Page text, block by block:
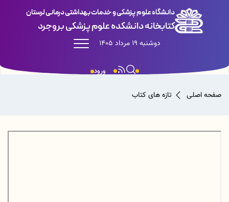
دانشگاه علوم پزشکی و خدمات بهداشتی درمانی لرستان
کتابخانه دانشکده علوم پزشکی بروجرد
دوشنبه 19 مرداد 1405
ورود
صفحه اصلی تازه های کتاب